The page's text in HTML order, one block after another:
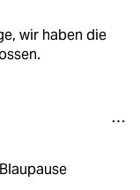
wir haben die